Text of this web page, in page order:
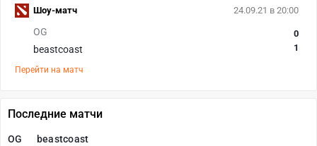
24.09.21 в 20:00
OG
beastcoast
0
1
Перейти на матч
Шоу-матч
Последние матчи
OG beastcoast